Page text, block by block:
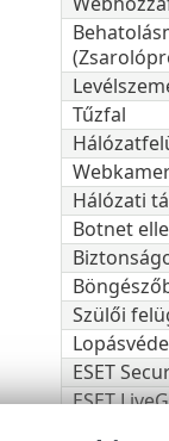
Tűzfal
Hálózati
Botnet
Szülői
ESET
ESET
ESET